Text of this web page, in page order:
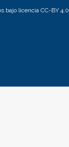
bajo licencia CC-BY 4.0